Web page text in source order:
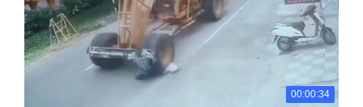
00:00:34